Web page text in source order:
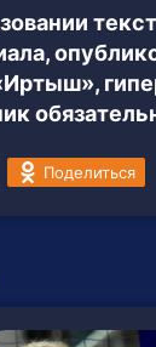
Поделиться